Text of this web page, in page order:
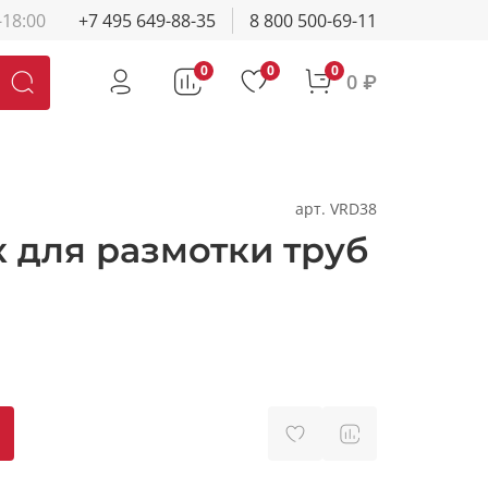
+7 495 649-88-35 8 800 500-69-11
0 0 0 0 ₽
арт. VRD38
для размотки труб